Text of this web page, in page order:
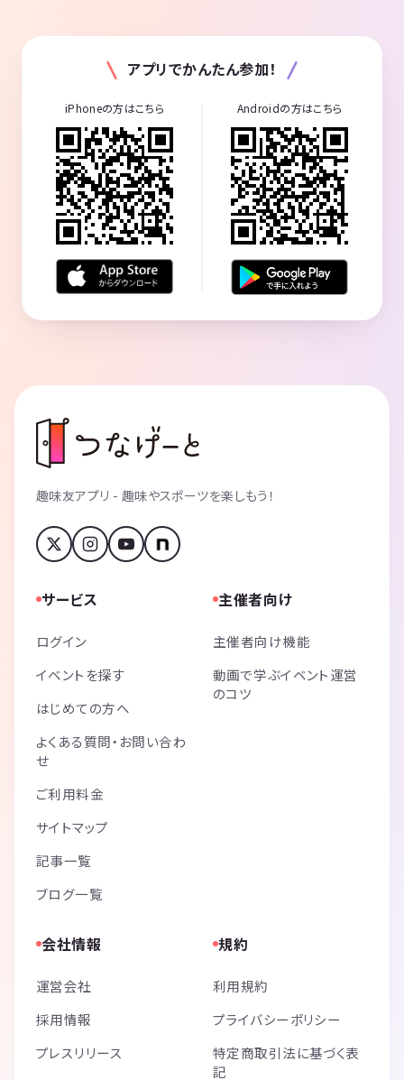
アプリでかんたん参加！
iPhoneの方はこちら Androidの方はこちら
趣味友アプリ - 趣味やスポーツを楽しもう！
サービス
ログイン
イベントを探す
はじめての方へ
よくある質問・お問い合わ
せ
ご利用料金
サイトマップ
記事一覧
ブログ一覧
主催者向け
主催者向け機能
動画で学ぶイベント運営
のコツ
会社情報
運営会社
採用情報
プレスリリース
規約
利用規約
プライバシーポリシー
特定商取引法に基づく表
記